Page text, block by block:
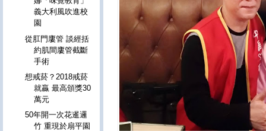
義大利風吹進校
園
從肛門廔管 談經括
約肌間廔管截斷
手術
想戒菸？2018戒菸
就贏 最高頒獎30
萬元
50年開一次花暹邏
竹 重現於扇平園